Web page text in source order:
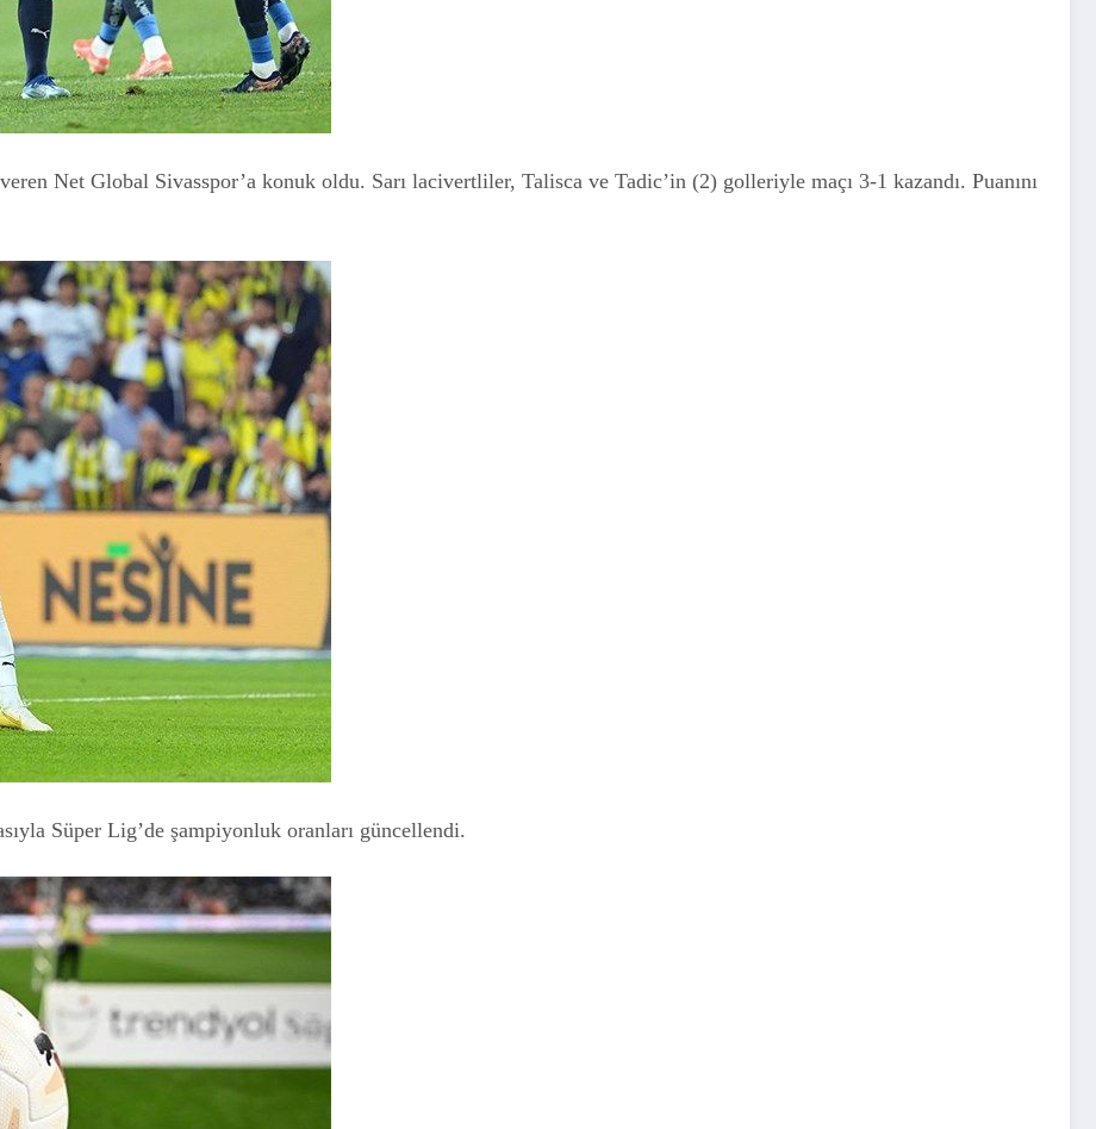
Net Global Sivasspor’a konuk oldu. Sarı lacivertliler, Talisca ve Tadic’in (2) golleriyle maçı 3-1 kazandı. Puanını
Süper Lig’de şampiyonluk oranları güncellendi.